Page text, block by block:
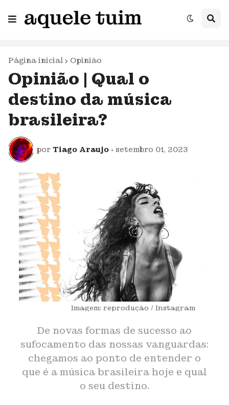
Página inicial Opinião
Opinião | Qual o
destino da música
brasileira?
por Tiago Araujo • setembro 01, 2023
Imagem: reprodução / Instagram
De novas formas de sucesso ao
sufocamento das nossas vanguardas:
chegamos ao ponto de entender o
que é a música brasileira hoje e qual
o seu destino.